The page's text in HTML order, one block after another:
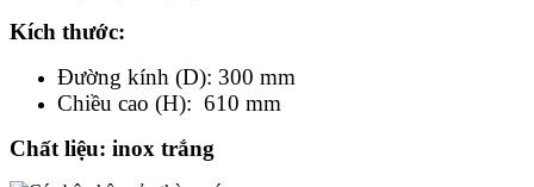
Kích thước:
Đường kính (D): 300 mm
Chiều cao (H): 610 mm
Chất liệu: inox trắng